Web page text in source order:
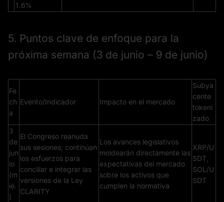
1.6%
5. Puntos clave de enfoque para la
próxima semana (3 de junio – 9 de junio)
Fe
ch
a
Evento/Indicador Impacto en el mercado
Subya
cente
tokeni
zado
3
de
jun
io
(m
ié.
)
El Congreso reanuda
sus sesiones; continúan
los esfuerzos para
conciliar e integrar las
versiones de la Ley
CLARITY
Los avances legislativos
moldearán directamente las
expectativas del mercado
sobre los activos que
cumplen la normativa
XRP/U
SDT,
SOL/U
SDT